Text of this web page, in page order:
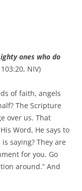
ones who do
NIV)
of faith, angels
The Scripture
over us. That
Word, He says to
saying? They are
for you. Go
around.” And